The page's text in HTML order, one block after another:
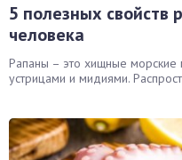
5 полезных свойств
человека
Рапаны – это хищные морские
устрицами и мидиями.